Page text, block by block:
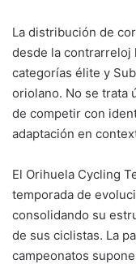
La distribución de
desde la contrarreloj
categorías élite y
oriolano. No se trata
de competir con
adaptación en
El Orihuela Cycling
temporada de
consolidando su
de sus ciclistas. La
campeonatos